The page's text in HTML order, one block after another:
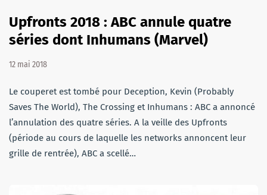
Upfronts 2018 : ABC annule quatre
séries dont Inhumans (Marvel)
12 mai 2018
Le couperet est tombé pour Deception, Kevin (Probably
Saves The World), The Crossing et Inhumans : ABC a annoncé
l’annulation des quatre séries. A la veille des Upfronts
(période au cours de laquelle les networks annoncent leur
grille de rentrée), ABC a scellé…